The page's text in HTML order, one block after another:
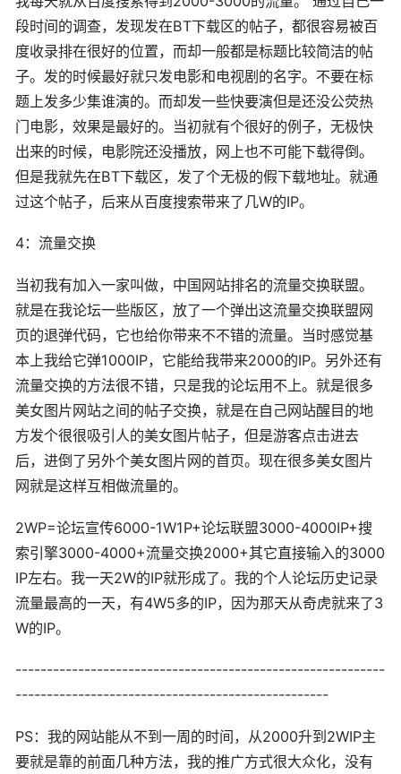
段时间的调查，发现发在BT下载区的帖子，都很容易被百
度收录排在很好的位置，而却一般都是标题比较简洁的帖
子。发的时候最好就只发电影和电视剧的名字。不要在标
题上发多少集谁演的。而却发一些快要演但是还没公荧热
门电影，效果是最好的。当初就有个很好的例子，无极快
出来的时候， 电影院还没播放，网上也不可能下载得倒。
但是我就先在BT下载区，发了个无极的假下载地址。就通
过这个帖子，后来从百度搜索带来了几W的IP。
4：流量交换
当初我有加入一家叫做，中国网站排名的流量交换联盟。
就是在我论坛一些版区，放了一个弹出这流量交换联盟网
页的退弹代码，它也给你带来不不错的流量。当时感觉基
本上我给它弹1000IP，它能给我带来2000的IP。另外还有
流量交换的方法很不错，只是我的论坛用不上。就是很多
美女图片网站之间的帖子交换，就是在自己网站醒目的地
方发个很很吸引人的美女图片帖子，但是游客点击进去
后，进倒了另外个美女图片网的首页。现在很多美女图片
网就是这样互相做流量的。
2WP=论坛宣传6000-1W1P+论坛联盟3000-4000IP+搜
索引擎3000-4000+流量交换2000+其它直接输入的3000
IP左右。我一天2W的IP就形成了。我的个人论坛历史记录
流量最高的一天，有4W5多的IP，因为那天从奇虎就来了3
W的IP。
-----------------------------------------------------------
--------------------------------------------------
PS：我的网站能从不到一周的时间，从2000升到2WIP主
要就是靠的前面几种方法，我的推广方式很大众化，没有